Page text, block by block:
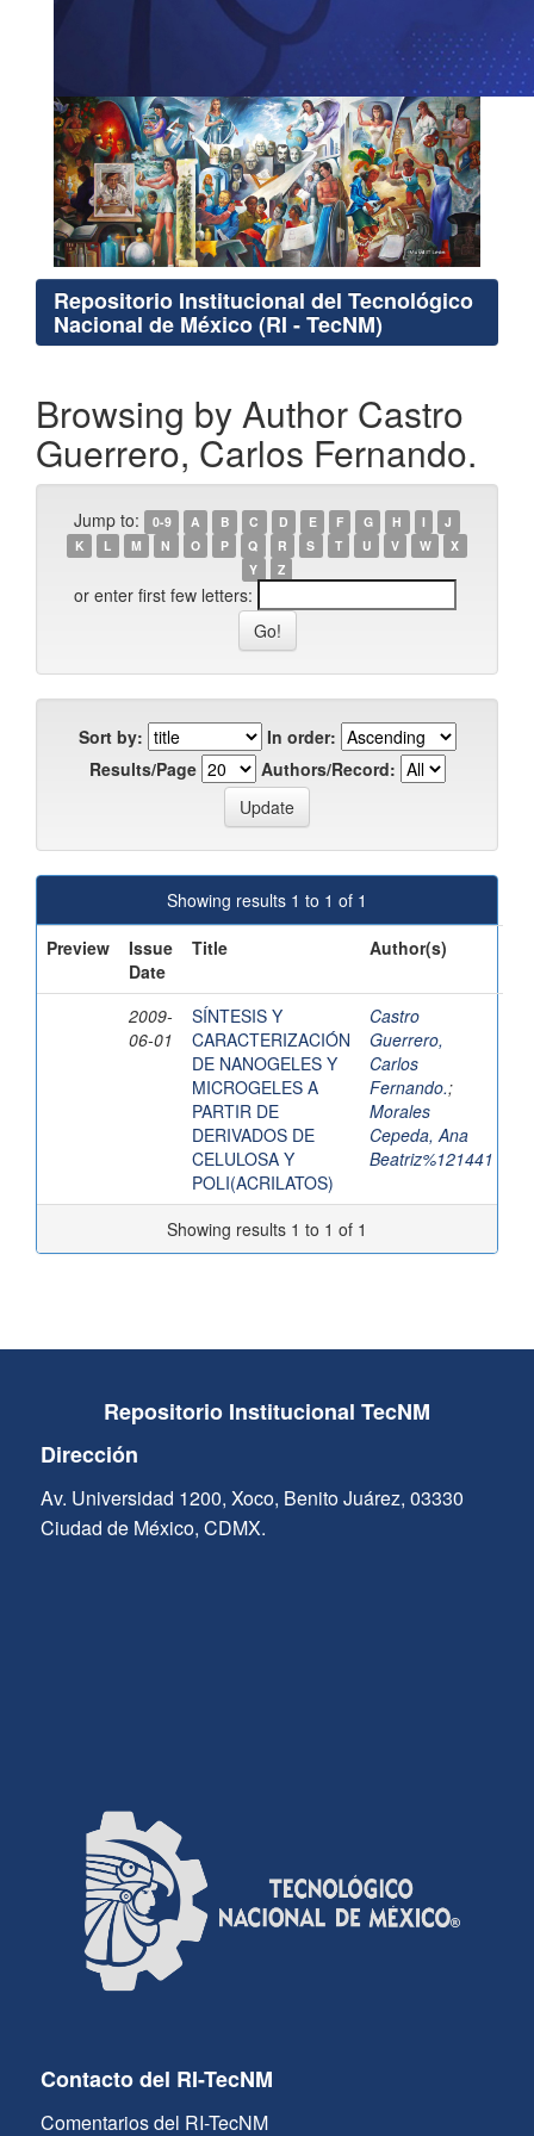
Repositorio Institucional del Tecnológico
Nacional de México (RI - TecNM)
Browsing by Author Castro
Guerrero, Carlos Fernando.
Jump to: 0-9 A B C D E F G H I
J
K
L M N O P Q R S T U V W
X
Y
Z
or enter first few letters:
Sort by:
In order:
Results/Page
Authors/Record:
Showing results 1 to 1 of 1
Preview
Issue
Date
Title Author(s)
2009-
06-01
SÍNTESIS Y
CARACTERIZACIÓN
DE NANOGELES Y
MICROGELES A
PARTIR DE
DERIVADOS DE
CELULOSA Y
POLI(ACRILATOS)
Castro
Guerrero,
Carlos
Fernando.;
Morales
Cepeda, Ana
Beatriz%121441
Showing results 1 to 1 of 1
Repositorio Institucional TecNM
Dirección
Av. Universidad 1200, Xoco, Benito Juárez, 03330
Ciudad de México, CDMX.
Contacto del RI-TecNM
Comentarios del RI-TecNM